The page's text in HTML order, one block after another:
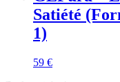
Satiété
1)
59 €